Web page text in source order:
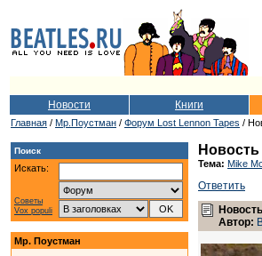
Новости Книги
Главная / Мр.Поустман / Форум Lost Lennon Tapes /
Поиск
Искать:
Советы
Vox populi
Мр. Поустман
Тема: Mike
Ответить
Автор: